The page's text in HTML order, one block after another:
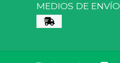
MEDIOS DE ENVÍO